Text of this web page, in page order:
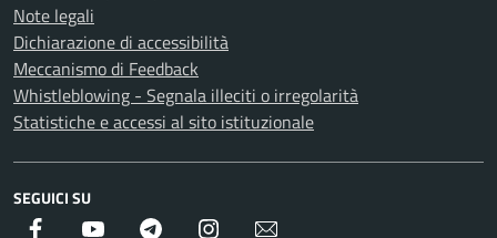
Note legali
Dichiarazione di accessibilità
Meccanismo di Feedback
Whistleblowing - Segnala illeciti o irregolarità
Statistiche e accessi al sito istituzionale
SEGUICI SU
Facebook Youtube Telegram Instagram